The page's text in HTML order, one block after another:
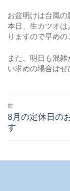
お盆明けは台風の
本日、生カツオ
りますので早めの
また、明日も混
い求めの場合はぜ
投
稿
ナ
ゲ
前
前
の
8月の定休日の
す